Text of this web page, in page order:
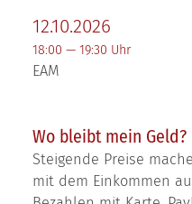
12.10.2026
18:00 — 19:30 Uhr
EAM
Wo bleibt mein Geld?
Steigende Preise
mit dem Einkommen